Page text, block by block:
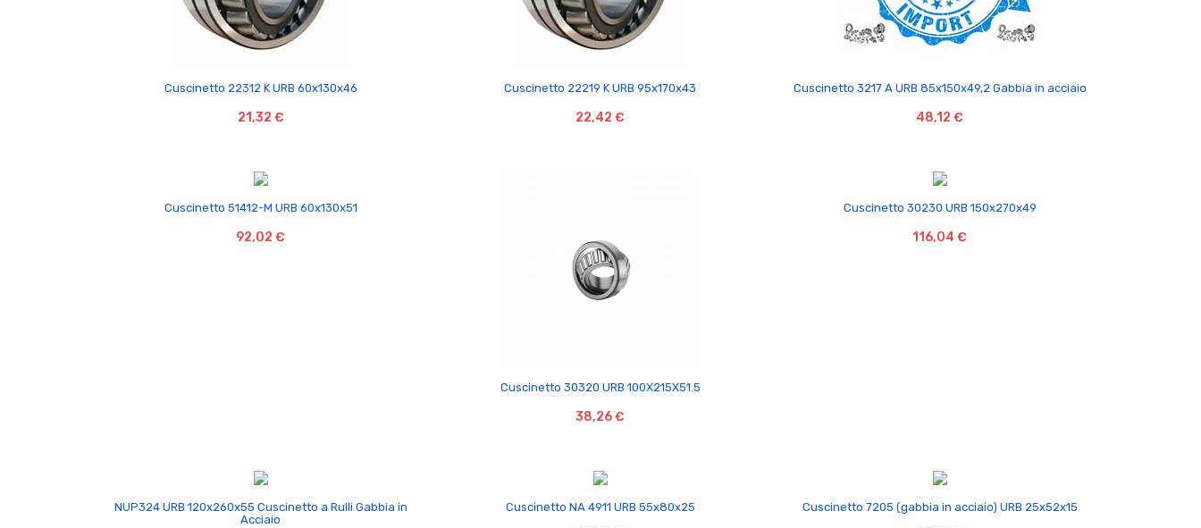

Cuscinetto 22312 K URB 60x130x46
21,32 €

Cuscinetto 22219 K URB 95x170x43
22,42 €

Cuscinetto 3217 A URB 85x150x49,2 Gabbia in acciaio
48,12 €

Cuscinetto 51412-M URB 60x130x51
92,02 €

Cuscinetto 30320 URB 100X215X51.5
38,26 €

Cuscinetto 30230 URB 150x270x49
116,04 €

NUP324 URB 120x260x55 Cuscinetto a Rulli Gabbia in
Acciaio

Cuscinetto NA 4911 URB 55x80x25 
Cuscinetto 7205 (gabbia in acciaio) URB 25x52x15